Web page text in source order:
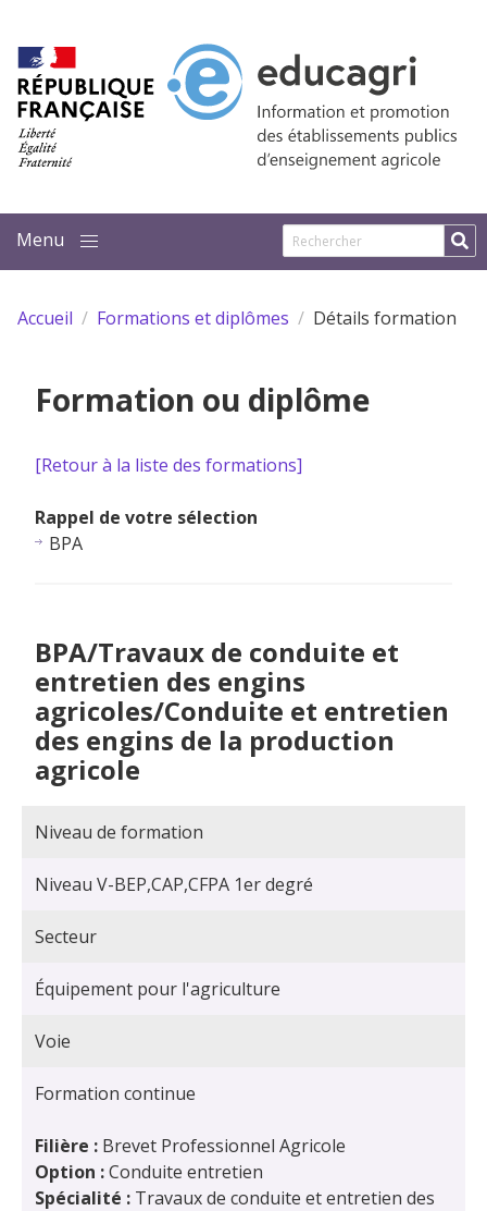
Accueil Formations et diplômes Détails formation
Formation ou diplôme
[Retour à la liste des formations]
Rappel de votre sélection
BPA
BPA/Travaux de conduite et
entretien des engins
agricoles/Conduite et entretien
des engins de la production
agricole
Niveau de formation
Niveau V-BEP,CAP,CFPA 1er degré
Secteur
Équipement pour l'agriculture
Voie
Formation continue
Filière : Brevet Professionnel Agricole
Option :Conduite entretien
Spécialité : Travaux de conduite et entretien des